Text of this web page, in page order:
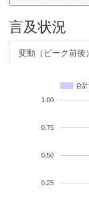
言及状況
変動（ピーク前後）
合計
0.25
0.50
0.75
1.00